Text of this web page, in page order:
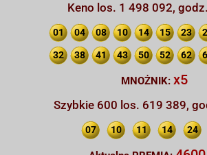
Keno los. 1 498 092,
01 04 08 10 14 15 23
32 38 41 43 50 52 62
MNOŻNIK: x5
Szybkie 600 los. 619 389,
07 10 11 14 24